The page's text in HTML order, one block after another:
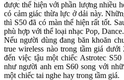
được thể hiện với phần lượng nhiều
có cảm giác thừa lực ở dải này.
thì S50 đã có màn thể hiện rất tốt.
phù hợp với thể loại nhạc Pop, Dance.
Nếu người dùng đang băn khoăn
true wireless nào trong tầm giá
đến việc tậu một chiếc Astrotec
như người anh em S60 song với
một chiếc tai nghe hay trong tầm giá.